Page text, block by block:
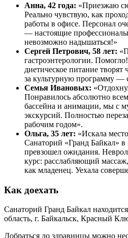
Анна, 42 года: «Приезжаю
Реально чувствую, как
работы в офисе. Персонал
— настоящие
невозможно надышаться!»
Сергей Петрович, 58 лет:
гастроэнтерологии.
диетическое питание творят
за культурную программу —
Семья Ивановых:
Понравилось абсолютно
бассейна и анимации, мы с
экскурсий. Полностью
рабочим годом».
Ольга, 35 лет: «Искала
Санаторий «Гранд Байкал» в
превзошел ожидания.
курс: расслабляющий
как младенец. Уехала
Как доехать
Санаторий Гранд Байкал
область, г. Байкальск, Красный
Добраться до здравницы можно